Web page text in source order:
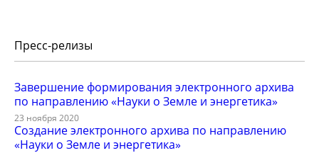
Пресс-релизы
Завершение формирования электронного архива
по направлению «Науки о Земле и энергетика»
23 ноября 2020
Создание электронного архива по направлению
«Науки о Земле и энергетика»